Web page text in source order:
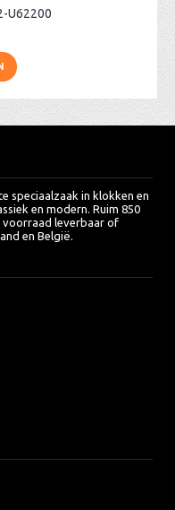
U62200
speciaalzaak in klokken en
en modern. Ruim 850
voorraad leverbaar of
en België.